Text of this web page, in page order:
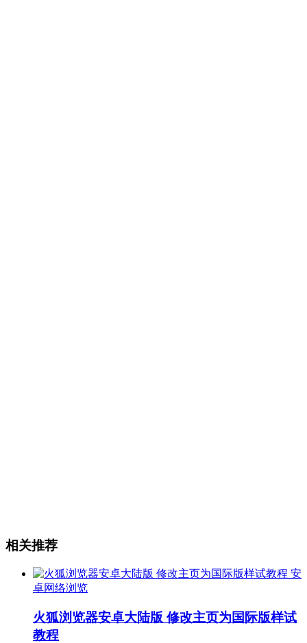
相关推荐
安
卓网络浏览
火狐浏览器安卓大陆版 修改主页为国际版样试
教程